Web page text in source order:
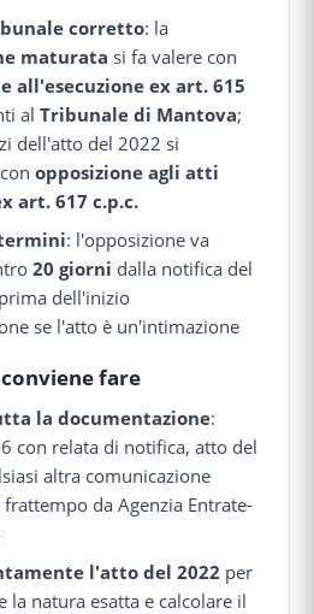
corretto: la
maturata si fa valere con
all'esecuzione ex art. 615
alTribunale di Mantova;
dell'atto del 2022 si
opposizione agli atti
art. 617 c.p.c.
: l'opposizione va
20 giorni dalla notifica del
dell'inizio
se l'atto è un'intimazione
conviene fare
la documentazione:
con relata di notifica, atto del
altra comunicazione
da Agenzia Entrate-
l'atto del 2022 per
la natura esatta e calcolare il